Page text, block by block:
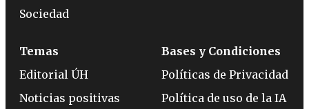
Sociedad
Temas
Editorial ÚH
Noticias positivas
Bases y Condiciones
Políticas de Privacidad
Política de uso de la IA